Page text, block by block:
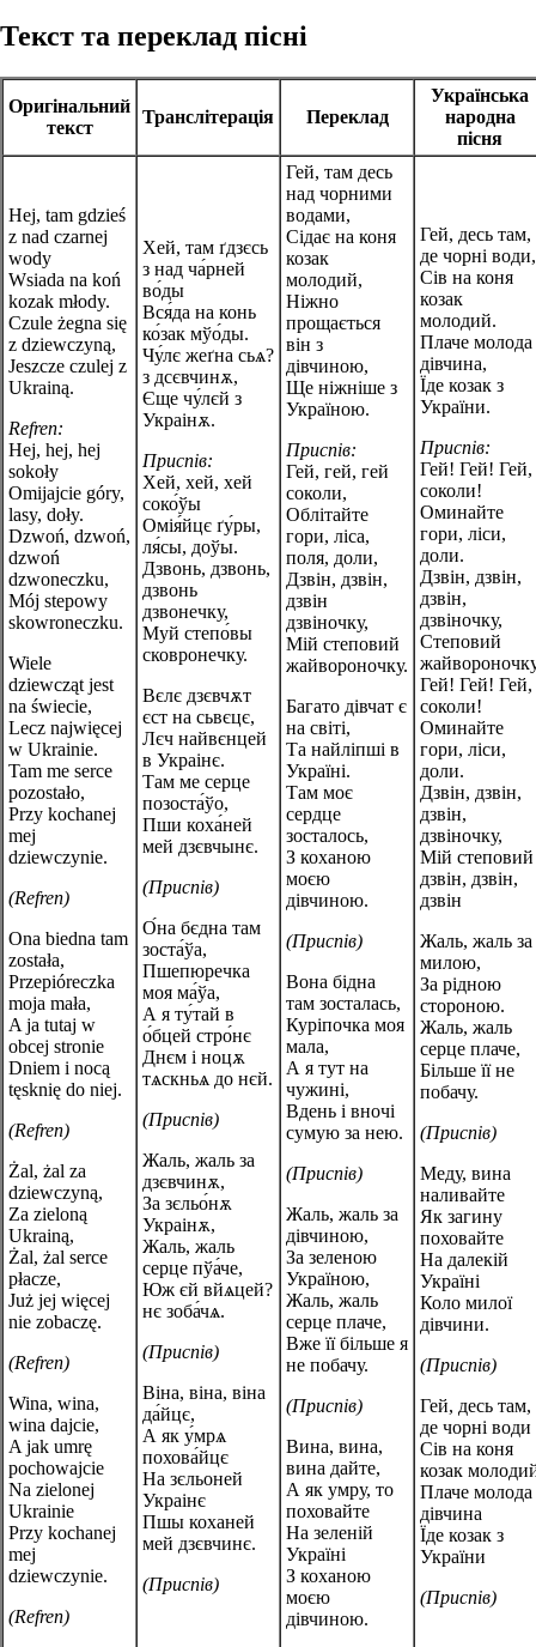
Текст та переклад пісні
Оригінальний
текст
Транслітерація Переклад
Українська
народна
пісня
Hej, tam gdzieś
z nad czarnej
wody
Wsiada na koń
kozak młody.
Czule żegna się
z dziewczyną,
Jeszcze czulej z
Ukrainą.
Refren:
Hej, hej, hej
sokoły
Omijajcie góry,
lasy, doły.
Dzwoń, dzwoń,
dzwoń
dzwoneczku,
Mój stepowy
skowroneczku.
Wiele
dziewcząt jest
na świecie,
Lecz najwięcej
w Ukrainie.
Tam me serce
pozostało,
Przy kochanej
mej
dziewczynie.
(Refren)
Ona biedna tam
została,
Przepióreczka
moja mała,
A ja tutaj w
obcej stronie
Dniem i nocą
tęsknię do niej.
(Refren)
Żal, żal za
dziewczyną,
Za zieloną
Ukrainą,
Żal, żal serce
płacze,
Już jej więcej
nie zobaczę.
(Refren)
Wina, wina,
wina dajcie,
A jak umrę
pochowajcie
Na zielonej
Ukrainie
Przy kochanej
mej
dziewczynie.
(Refren)
Хей, там ґдзєсь
з над ча́рней
во́ды
Вся́да на конь
ко́зак мўо́ды.
Чу́лє жеґна сьѧ?
з дсєвчинѫ,
Єще чу́лєй з
Украінѫ.
Приспів:
Хей, хей, хей
соко́ўы
Омія́йцє ґу́ры,
ля́сы, доўы.
Дзвонь, дзвонь,
дзвонь
дзвонечку,
Муй степо́вы
сковронечку.
Вєлє дзєвчѫт
єст на сьвєцє,
Лєч найвєнцей
в Украінє.
Там ме серце
позоста́ўо,
Пши коха́ней
мей дзєвчынє.
(Приспів)
О́на бєдна там
зоста́ўа,
Пшепюречка
моя ма́ўа,
А я ту́тай в
о́бцей стро́нє
Днєм і ноцѫ
тѧскньѧ до нєй.
(Приспів)
Жаль, жаль за
дзєвчинѫ,
За зєльо́нѫ
Украінѫ,
Жаль, жаль
серце пўа́че,
Юж єй вйѧцей?
нє зоба́чѧ.
(Приспів)
Віна, віна, віна
да́йцє,
А як у́мрѧ
похова́йцє
На зєльоней
Украінє
Пшы коханей
мей дзєвчинє.
(Приспів)
Гей, там десь
над чорними
водами,
Сідає на коня
козак
молодий,
Ніжно
прощається
він з
дівчиною,
Ще ніжніше з
Україною.
Приспів:
Гей, гей, гей
соколи,
Облітайте
гори, ліса,
поля, доли,
Дзвін, дзвін,
дзвін
дзвіночку,
Мій степовий
жайвороночку.
Багато дівчат є
на світі,
Та найліпші в
Україні.
Там моє
сердце
зосталось,
З коханою
моєю
дівчиною.
(Приспів)
Вона бідна
там зосталась,
Куріпочка моя
мала,
А я тут на
чужині,
Вдень і вночі
сумую за нею.
(Приспів)
Жаль, жаль за
дівчиною,
За зеленою
Україною,
Жаль, жаль
серце плаче,
Вже її більше я
не побачу.
(Приспів)
Вина, вина,
вина дайте,
А як умру, то
поховайте
На зеленій
Україні
З коханою
моєю
дівчиною.
Гей, десь там,
де чорні води,
Сів на коня
козак
молодий.
Плаче молода
дівчина,
Їде козак з
України.
Приспів:
Гей! Гей! Гей,
соколи!
Оминайте
гори, ліси,
доли.
Дзвін, дзвін,
дзвін,
дзвіночку,
Степовий
Гей! Гей! Гей,
соколи!
Оминайте
гори, ліси,
доли.
Дзвін, дзвін,
дзвін,
дзвіночку,
Мій степовий
дзвін, дзвін,
дзвін
Жаль, жаль за
милою,
За рідною
стороною.
Жаль, жаль
серце плаче,
Більше її не
побачу.
(Приспів)
Меду, вина
наливайте
Як загину
поховайте
На далекій
Україні
Коло милої
дівчини.
(Приспів)
Гей, десь там,
де чорні води
Сів на коня
козак
Плаче молода
дівчина
Їде козак з
України
(Приспів)